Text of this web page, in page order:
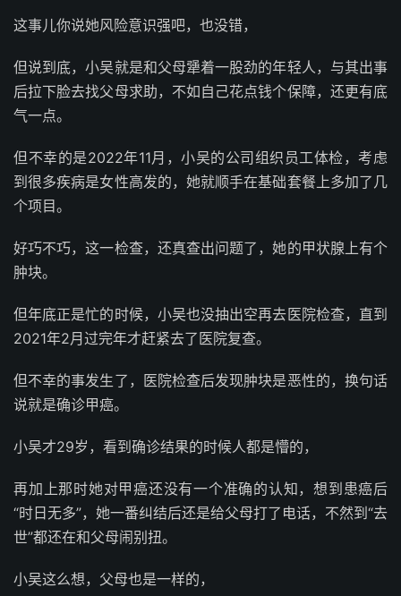
这事儿你说她风险意识强吧，也没错，
但说到底，小吴就是和父母犟着一股劲的年轻人，与其出事
后拉下脸去找父母求助，不如自己花点钱个保障，还更有底
气一点。
但不幸的是2022年11月，小吴的公司组织员工体检，考虑
到很多疾病是女性高发的，她就顺手在基础套餐上多加了几
个项目。
好巧不巧，这一检查，还真查出问题了，她的甲状腺上有个
肿块。
但年底正是忙的时候，小吴也没抽出空再去医院检查，直到
2021年2月过完年才赶紧去了医院复查。
但不幸的事发生了，医院检查后发现肿块是恶性的，换句话
说就是确诊甲癌。
小吴才29岁，看到确诊结果的时候人都是懵的，
再加上那时她对甲癌还没有一个准确的认知，想到患癌后
“时日无多”，她一番纠结后还是给父母打了电话，不然到“去
世”都还在和父母闹别扭。
小吴这么想，父母也是一样的，